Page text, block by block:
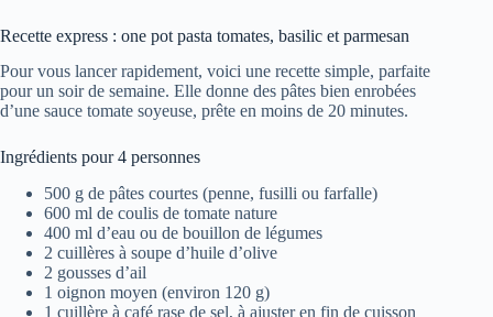
Recette express : one pot pasta tomates, basilic et parmesan
Pour vous lancer rapidement, voici une recette simple, parfaite
pour un soir de semaine. Elle donne des pâtes bien enrobées
d’une sauce tomate soyeuse, prête en moins de 20 minutes.
Ingrédients pour 4 personnes
500 g de pâtes courtes (penne, fusilli ou farfalle)
600 ml de coulis de tomate nature
400 ml d’eau ou de bouillon de légumes
2 cuillères à soupe d’huile d’olive
2 gousses d’ail
1 oignon moyen (environ 120 g)
1 cuillère à café rase de sel, à ajuster en fin de cuisson